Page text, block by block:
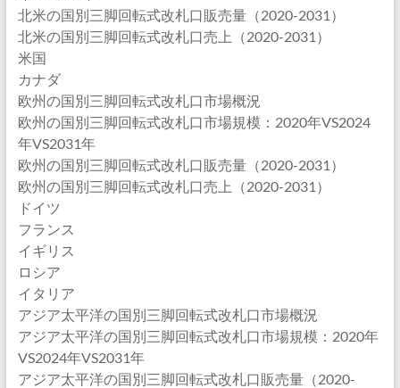
北米の国別三脚回転式改札口販売量（2020-2031）
北米の国別三脚回転式改札口売上（2020-2031）
米国
カナダ
欧州の国別三脚回転式改札口市場概況
欧州の国別三脚回転式改札口市場規模：2020年VS2024
年VS2031年
欧州の国別三脚回転式改札口販売量（2020-2031）
欧州の国別三脚回転式改札口売上（2020-2031）
ドイツ
フランス
イギリス
ロシア
イタリア
アジア太平洋の国別三脚回転式改札口市場概況
アジア太平洋の国別三脚回転式改札口市場規模：2020年
VS2024年VS2031年
アジア太平洋の国別三脚回転式改札口販売量（2020-